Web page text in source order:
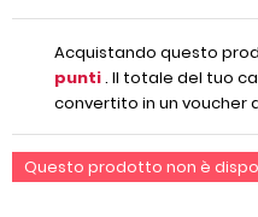
Acquistando questo
punti. Il totale del tuo
convertito in un voucher
Questo prodotto non è